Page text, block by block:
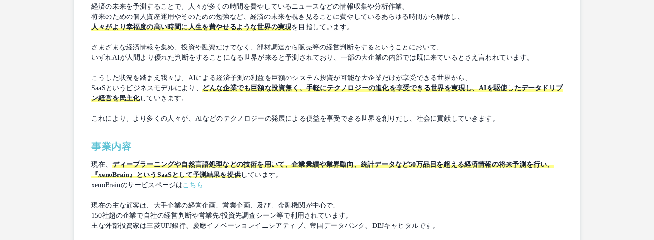
経済の未来を予測することで、人々が多くの時間を費やしているニュースなどの情報収集や分析作業、
将来のための個人資産運用やそのための勉強など、経済の未来を覗き見ることに費やしているあらゆる時間から解放し、
人々がより幸福度の高い時間に人生を費やせるような世界の実現を目指しています。
さまざまな経済情報を集め、投資や融資だけでなく、部材調達から販売等の経営判断をするということにおいて、
いずれAIが人間より優れた判断をすることになる世界が来ると予測されており、一部の大企業の内部では既に来ているとさえ言われています。
こうした状況を踏まえ我々は、AIによる経済予測の利益を巨額のシステム投資が可能な大企業だけが享受できる世界から、
SaaSというビジネスモデルにより、 どんな企業でも巨額な投資無く、手軽にテクノロジーの進化を享受できる世界を実現し、AIを駆使したデータドリブ
ン経営を民主化していきます。
これにより、より多くの人々が、AIなどのテクノロジーの発展による便益を享受できる世界を創りだし、社会に貢献していきます。
事業内容
現在、 ディープラーニングや自然言語処理などの技術を用いて、企業業績や業界動向、統計データなど50万品目を超える経済情報の将来予測を行い、
『xenoBrain』というSaaSとして予測結果を提供 しています。
xenoBrainのサービスページは こちら
現在の主な顧客は、大手企業の経営企画、営業企画、及び、金融機関が中心で、
150社超の企業で自社の経営判断や営業先/投資先調査シーン等で利用されています。
主な外部投資家は三菱UFJ銀行、慶應イノベーションイニシアティブ、帝国データバンク、DBJキャピタルです。